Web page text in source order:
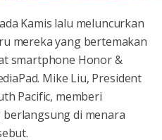
Kamis lalu meluncurkan
mereka yang bertemakan
smartphone Honor &
Mike Liu, President
Pacific, memberi
di menara